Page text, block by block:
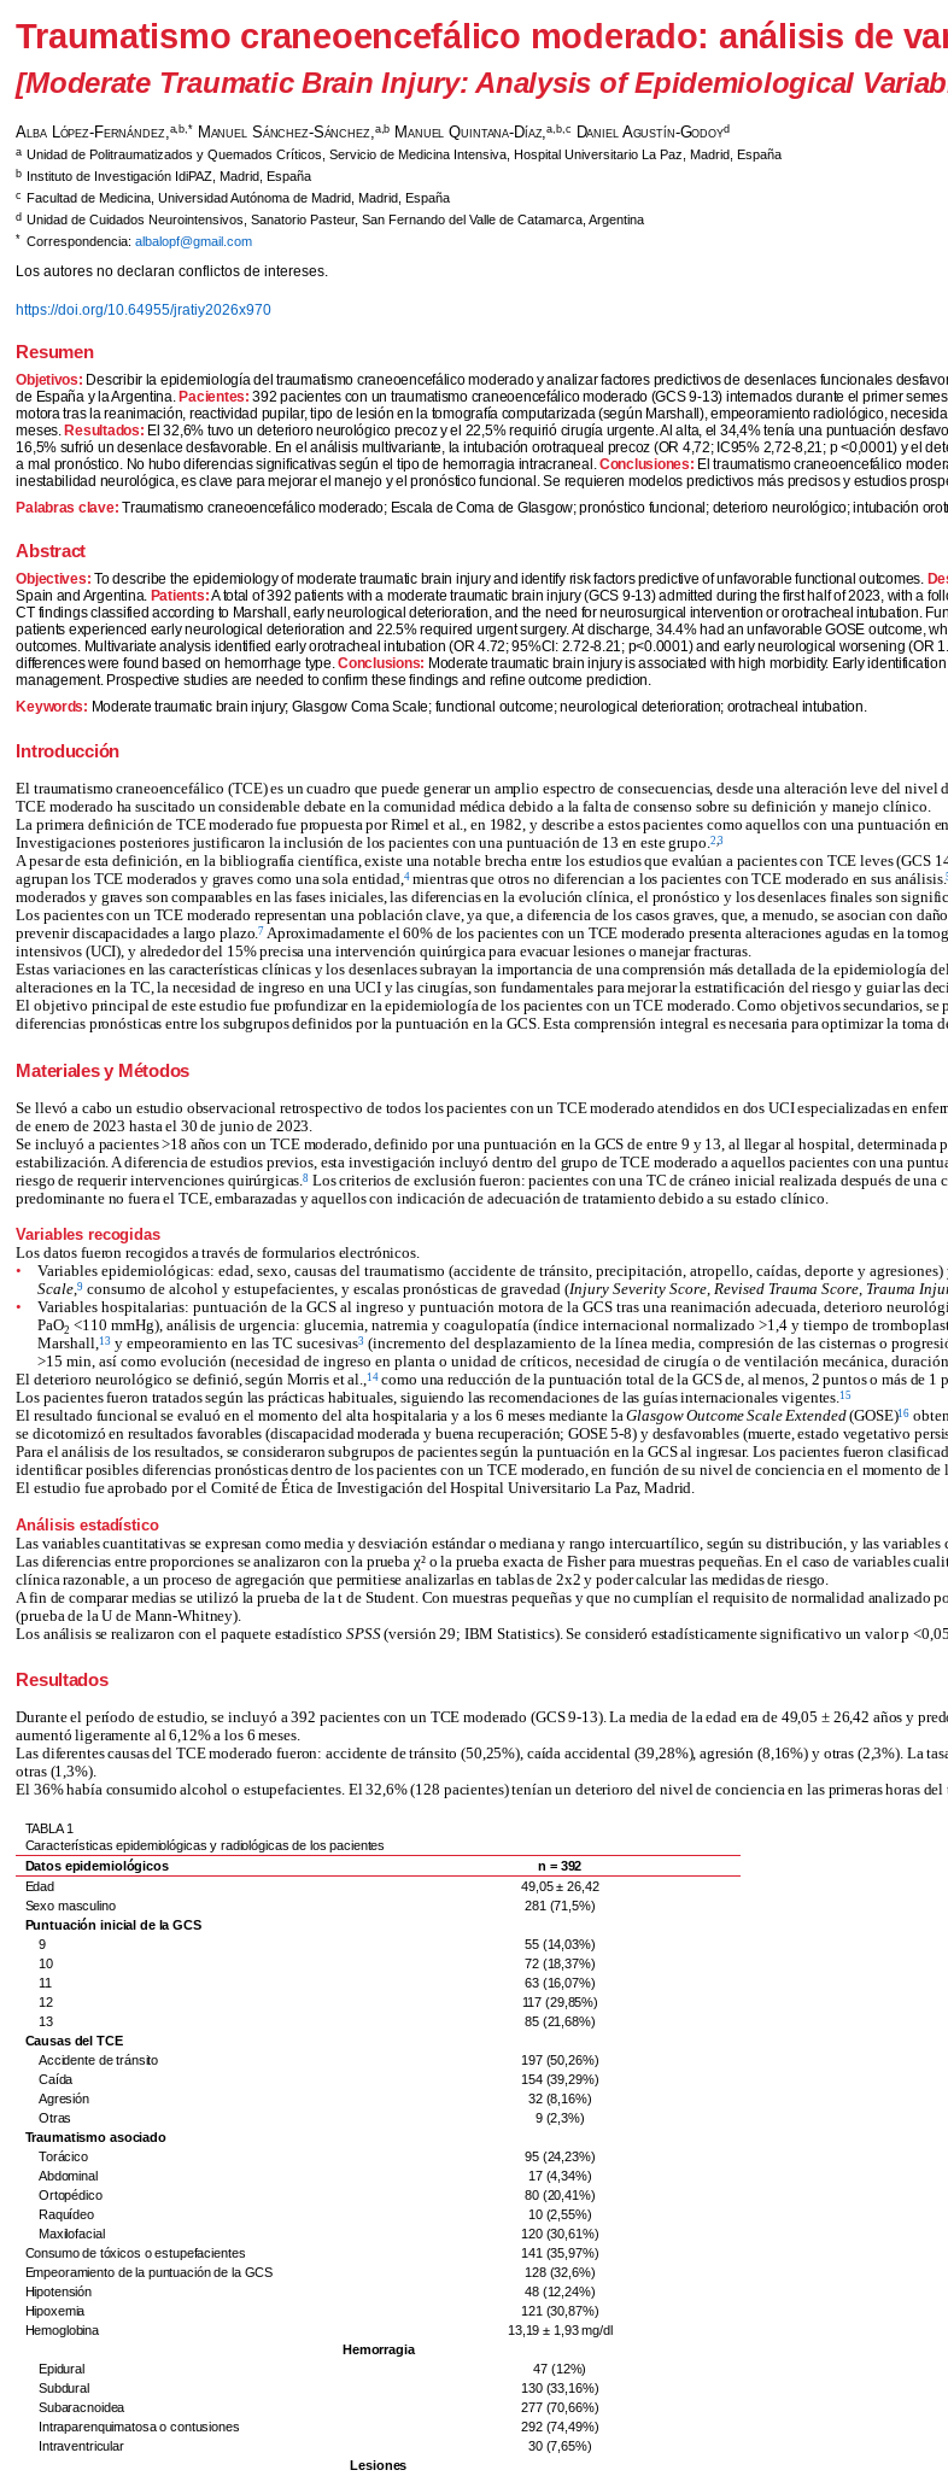
Traumatismo craneoencefálico moderado: análisis de
[Moderate Traumatic Brain Injury: Analysis of Epidemiological
Alba López-Fernández, a,b,*Manuel Sánchez-Sánchez, a,b Manuel Quintana-Díaz,a,b,c Daniel Agustín-Godoyd
a Unidad de Politraumatizados y Quemados Críticos, Servicio de Medicina Intensiva, Hospital Universitario La Paz, Madrid, España
b Instituto de Investigación IdiPAZ, Madrid, España
c Facultad de Medicina, Universidad Autónoma de Madrid, Madrid, España
d Unidad de Cuidados Neurointensivos, Sanatorio Pasteur, San Fernando del Valle de Catamarca, Argentina
* Correspondencia:albalopf@gmail.com
Los autores no declaran conflictos de intereses.
https://doi.org/10.64955/jratiy2026x970
Resumen
Objetivos: Describir la epidemiología del traumatismo craneoencefálico moderado y analizar factores predictivos de desenlaces funcionales
de España y la Argentina. Pacientes: 392 pacientes con un traumatismo craneoencefálico moderado (GCS 9-13) internados durante el primer
motora tras la reanimación, reactividad pupilar, tipo de lesión en la tomografía computarizada (según Marshall), empeoramiento radiológico,
meses. Resultados: El 32,6% tuvo un deterioro neurológico precoz y el 22,5% requirió cirugía urgente. Al alta, el 34,4% tenía una puntuación
16,5% sufrió un desenlace desfavorable. En el análisis multivariante, la intubación orotraqueal precoz (OR 4,72; IC95% 2,72-8,21; p <0,0001) y el
a mal pronóstico. No hubo diferencias significativas según el tipo de hemorragia intracraneal.Conclusiones: El traumatismo craneoencefálico
inestabilidad neurológica, es clave para mejorar el manejo y el pronóstico funcional. Se requieren modelos predictivos más precisos y estudios
Palabras clave: Traumatismo craneoencefálico moderado; Escala de Coma de Glasgow; pronóstico funcional; deterioro neurológico; intubación
Abstract
Objectives: To describe the epidemiology of moderate traumatic brain injury and identify risk factors predictive of unfavorable functional outcomes.
Spain and Argentina. Patients:A total of 392 patients with a moderate traumatic brain injury (GCS 9-13) admitted during the first half of 2023, with a
CT findings classified according to Marshall, early neurological deterioration, and the need for neurosurgical intervention or orotracheal intubation.
patients experienced early neurological deterioration and 22.5% required urgent surgery. At discharge, 34.4% had an unfavorable GOSE outcome,
outcomes. Multivariate analysis identified early orotracheal intubation (OR 4.72; 95%CI: 2.72-8.21; p<0.0001) and early neurological worsening
differences were found based on hemorrhage type.Conclusions: Moderate traumatic brain injury is associated with high morbidity. Early
management. Prospective studies are needed to confirm these findings and refine outcome prediction.
Keywords: Moderate traumatic brain injury; Glasgow Coma Scale; functional outcome; neurological deterioration; orotracheal intubation.
Introducción
El traumatismo craneoencefálico (TCE) es un cuadro que puede generar un amplio espectro de consecuencias, desde una alteración leve del
TCE moderado ha suscitado un considerable debate en la comunidad médica debido a la falta de consenso sobre su definición y manejo clínico.
La primera definición de TCE moderado fue propuesta por Rimel et al., en 1982, y describe a estos pacientes como aquellos con una puntuación
Investigaciones posteriores justificaron la inclusión de los pacientes con una puntuación de 13 en este grupo.2,3
A pesar de esta definición, en la bibliografía científica, existe una notable brecha entre los estudios que evalúan a pacientes con TCE leves (GCS
agrupan los TCE moderados y graves como una sola entidad,4mientras que otros no diferencian a los pacientes con TCE moderado en sus análisis.
moderados y graves son comparables en las fases iniciales, las diferencias en la evolución clínica, el pronóstico y los desenlaces finales son
Los pacientes con un TCE moderado representan una población clave, ya que, a diferencia de los casos graves, que, a menudo, se asocian con
prevenir discapacidades a largo plazo.7 Aproximadamente el 60% de los pacientes con un TCE moderado presenta alteraciones agudas en la
intensivos (UCI), y alrededor del 15% precisa una intervención quirúrgica para evacuar lesiones o manejar fracturas.
Estas variaciones en las características clínicas y los desenlaces subrayan la importancia de una comprensión más detallada de la
alteraciones en la TC, la necesidad de ingreso en una UCI y las cirugías, son fundamentales para mejorar la estratificación del riesgo y guiar las
El objetivo principal de este estudio fue profundizar en la epidemiología de los pacientes con un TCE moderado. Como objetivos secundarios,
diferencias pronósticas entre los subgrupos definidos por la puntuación en la GCS. Esta comprensión integral es necesaria para optimizar la
Materiales y Métodos
Se llevó a cabo un estudio observacional retrospectivo de todos los pacientes con un TCE moderado atendidos en dos UCI especializadas en
de enero de 2023 hasta el 30 de junio de 2023.
Se incluyó a pacientes >18 años con un TCE moderado, definido por una puntuación en la GCS de entre 9 y 13, al llegar al hospital,
estabilización. A diferencia de estudios previos, esta investigación incluyó dentro del grupo de TCE moderado a aquellos pacientes con una
riesgo de requerir intervenciones quirúrgicas.8 Los criterios de exclusión fueron: pacientes con una TC de cráneo inicial realizada después de
predominante no fuera el TCE, embarazadas y aquellos con indicación de adecuación de tratamiento debido a su estado clínico.
Variables recogidas
Los datos fueron recogidos a través de formularios electrónicos.
•
Variables epidemiológicas: edad, sexo, causas del traumatismo (accidente de tránsito, precipitación, atropello, caídas, deporte y
Scale,9 consumo de alcohol y estupefacientes, y escalas pronósticas de gravedad (Injury Severity Score,Revised Trauma Score, Trauma
• Variables hospitalarias: puntuación de la GCS al ingreso y puntuación motora de la GCS tras una reanimación adecuada, deterioro
PaO2 <110 mmHg), análisis de urgencia: glucemia, natremia y coagulopatía (índice internacional normalizado >1,4 y tiempo de
Marshall,13 y empeoramiento en las TC sucesivas3 (incremento del desplazamiento de la línea media, compresión de las cisternas o
>15 min, así como evolución (necesidad de ingreso en planta o unidad de críticos, necesidad de cirugía o de ventilación mecánica,
El deterioro neurológico se definió, según Morris et al.,14como una reducción de la puntuación total de la GCS de, al menos, 2 puntos o más de
Los pacientes fueron tratados según las prácticas habituales, siguiendo las recomendaciones de las guías internacionales vigentes.15
El resultado funcional se evaluó en el momento del alta hospitalaria y a los 6 meses mediante laGlasgow Outcome Scale Extended(GOSE)16
se dicotomizó en resultados favorables (discapacidad moderada y buena recuperación; GOSE 5-8) y desfavorables (muerte, estado vegetativo
Para el análisis de los resultados, se consideraron subgrupos de pacientes según la puntuación en la GCS al ingresar. Los pacientes fueron
identificar posibles diferencias pronósticas dentro de los pacientes con un TCE moderado, en función de su nivel de conciencia en el momento de
El estudio fue aprobado por el Comité de Ética de Investigación del Hospital Universitario La Paz, Madrid.
Análisis estadístico
Las variables cuantitativas se expresan como media y desviación estándar o mediana y rango intercuartílico, según su distribución, y las variables
Las diferencias entre proporciones se analizaron con la prueba χ² o la prueba exacta de Fisher para muestras pequeñas. En el caso de variables
clínica razonable, a un proceso de agregación que permitiese analizarlas en tablas de 2x2 y poder calcular las medidas de riesgo.
A fin de comparar medias se utilizó la prueba de la t de Student. Con muestras pequeñas y que no cumplían el requisito de normalidad
(prueba de la U de Mann-Whitney).
Los análisis se realizaron con el paquete estadísticoSPSS(versión 29; IBM Statistics). Se consideró estadísticamente significativo un valor p <0,05.
Resultados
Durante el período de estudio, se incluyó a 392 pacientes con un TCE moderado (GCS 9-13). La media de la edad era de 49,05 ± 26,42 años y
aumentó ligeramente al 6,12% a los 6 meses.
Las diferentes causas del TCE moderado fueron: accidente de tránsito (50,25%), caída accidental (39,28%), agresión (8,16%) y otras (2,3%). La
otras (1,3%).
El 36% había consumido alcohol o estupefacientes. El 32,6% (128 pacientes) tenían un deterioro del nivel de conciencia en las primeras horas del
TABLA 1
Características epidemiológicas y radiológicas de los pacientes
Datos epidemiológicos
n = 392
Edad
49,05 ± 26,42
Sexo masculino
281 (71,5%)
Puntuación inicial de la GCS
9
55 (14,03%)
10
72 (18,37%)
11
63 (16,07%)
12
117 (29,85%)
13
85 (21,68%)
Causas del TCE
Accidente de tránsito
197 (50,26%)
Caída
154 (39,29%)
Agresión
32 (8,16%)
Otras
9 (2,3%)
Traumatismo asociado
Torácico
95 (24,23%)
Abdominal
17 (4,34%)
Ortopédico
80 (20,41%)
Raquídeo
10 (2,55%)
Maxilofacial
120 (30,61%)
Consumo de tóxicos o estupefacientes
141 (35,97%)
Empeoramiento de la puntuación de la GCS
128 (32,6%)
Hipotensión
48 (12,24%)
Hipoxemia
121 (30,87%)
Hemoglobina
13,19 ± 1,93 mg/dl
Hemorragia
Epidural
47 (12%)
Subdural
130 (33,16%)
Subaracnoidea
277 (70,66%)
Intraparenquimatosa o contusiones
292 (74,49%)
Intraventricular
30 (7,65%)
Lesiones